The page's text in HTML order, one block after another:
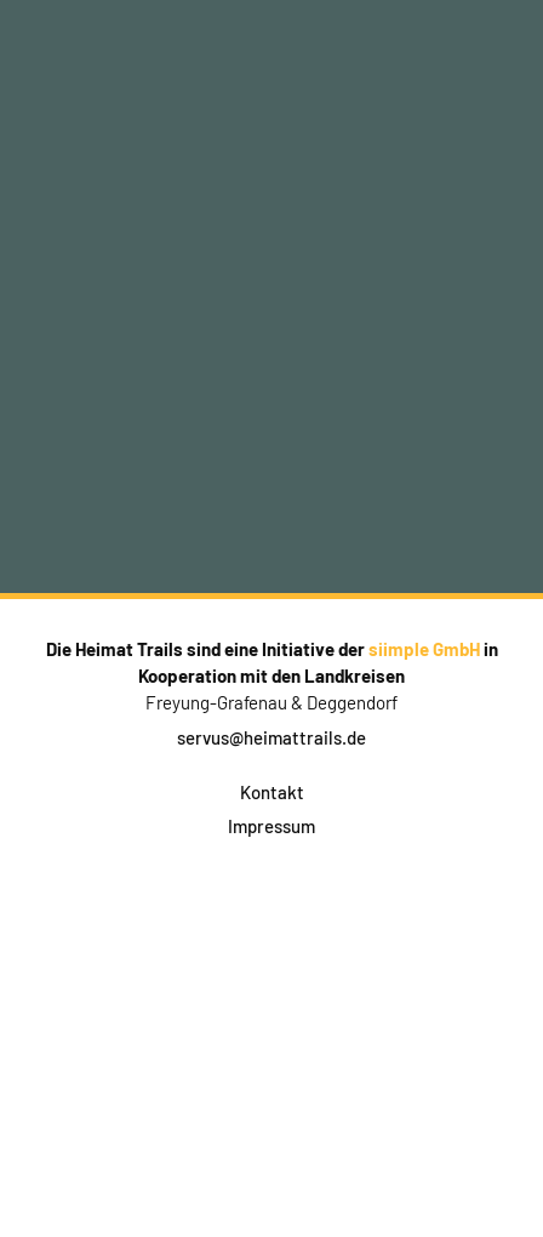
Die Heimat Trails sind eine Initiative dersiimple GmbHin
Kooperation mit den Landkreisen
Freyung-Grafenau & Deggendorf
servus@heimattrails.de
Kontakt
Impressum